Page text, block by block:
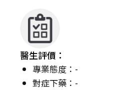
醫生評價：
專業態度：-
對症下藥：-